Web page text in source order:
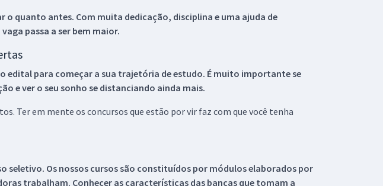
o quanto antes. Com muita dedicação, disciplina e uma ajuda de
passa a ser bem maior.
edital para começar a sua trajetória de estudo. É muito importante se
e ver o seu sonho se distanciando ainda mais.
Ter em mente os concursos que estão por vir faz com que você tenha
seletivo. Os nossos cursos são constituídos por módulos elaborados por
trabalham. Conhecer as características das bancas que tomam a